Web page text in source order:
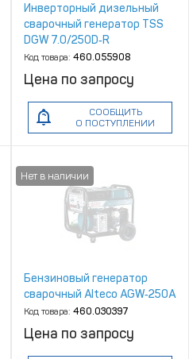
Инверторный дизельный
сварочный генератор TSS
DGW 7.0/250D‑R
Код товара: 460.055908
Цена по запросу
СООБЩИТЬ
О ПОСТУПЛЕНИИ
Бензиновый генератор
сварочный Alteco AGW‑250A
Код товара: 460.030397
Цена по запросу